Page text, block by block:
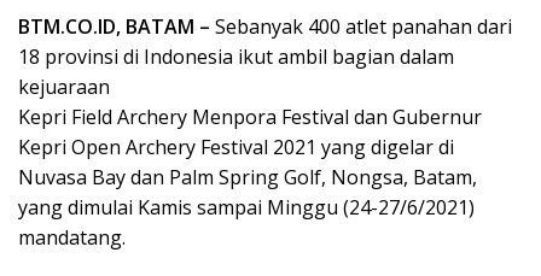
BTM.CO.ID, BATAM – Sebanyak 400 atlet panahan dari
18 provinsi di Indonesia ikut ambil bagian dalam
kejuaraan
Kepri Field Archery Menpora Festival dan Gubernur
Kepri Open Archery Festival 2021 yang digelar di
Nuvasa Bay dan Palm Spring Golf, Nongsa, Batam,
yang dimulai Kamis sampai Minggu (24-27/6/2021)
mandatang.